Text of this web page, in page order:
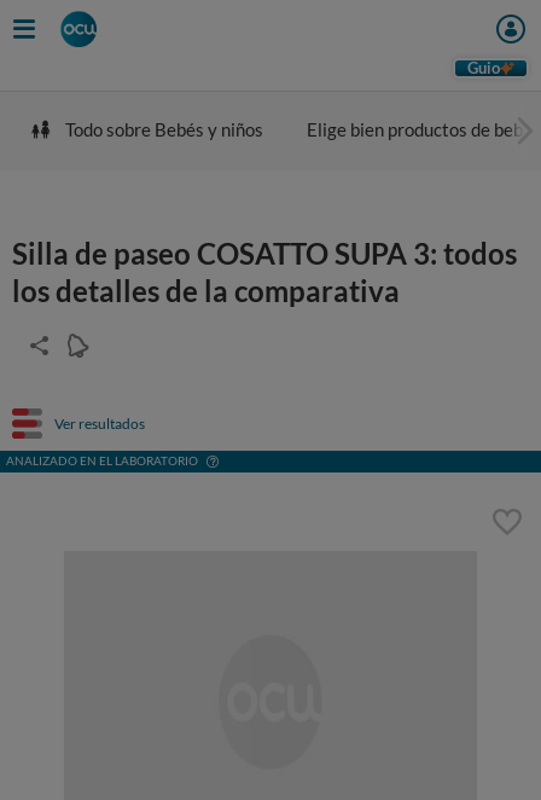
Guio
Todo sobre Bebés y niños Elige bien productos de bebé
Silla de paseo COSATTO SUPA 3: todos
los detalles de la comparativa
Ver resultados
ANALIZADO EN EL LABORATORIO